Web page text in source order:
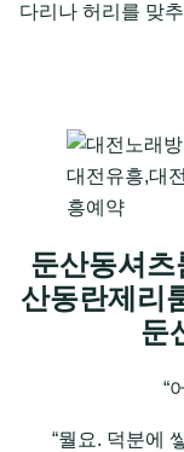
다리나 허리를 맞
대전유흥,대
흥예약
둔산동셔
산동란제리
둔
“
“뭘요. 덕분에